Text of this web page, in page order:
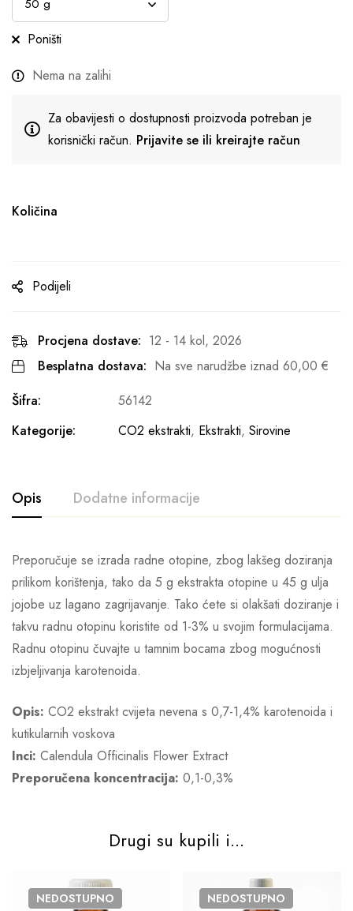
Poništi
Nema na zalihi
Za obavijesti o dostupnosti proizvoda potreban je
korisnički račun. Prijavite se ili kreirajte račun
Količina
Podijeli
Procjena dostave: 12 - 14 kol, 2026
Besplatna dostava: Na sve narudžbe iznad 60,00 €
Šifra:
56142
Kategorije:
CO2 ekstrakti, Ekstrakti, Sirovine
Opis Dodatne informacije
Preporučuje se izrada radne otopine, zbog lakšeg doziranja
prilikom korištenja, tako da 5 g ekstrakta otopine u 45 g ulja
jojobe uz lagano zagrijavanje. Tako ćete si olakšati doziranje i
takvu radnu otopinu koristite od 1-3% u svojim formulacijama.
Radnu otopinu čuvajte u tamnim bocama zbog mogućnosti
izbjeljivanja karotenoida.
Opis: CO2 ekstrakt cvijeta nevena s 0,7-1,4% karotenoida i
kutikularnih voskova
Inci: Calendula Officinalis Flower Extract
Preporučena koncentracija: 0,1-0,3%
Drugi su kupili i...
NEDOSTUPNO NEDOSTUPNO